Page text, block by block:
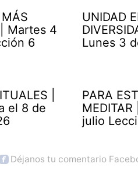
| Martes 4
6
UNIDAD
Lunes 3
|
el 8 de
PARA
julio
Déjanos tu comentario